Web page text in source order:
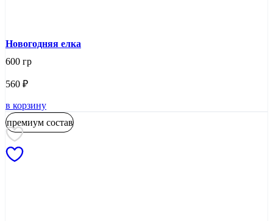
Новогодняя елка
600 гр
560 ₽
в корзину
премиум состав